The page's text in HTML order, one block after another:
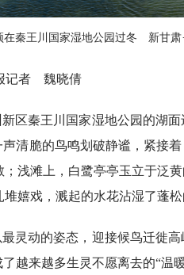
在秦王川国家湿地公园过冬 新甘
记者 魏晓倩
区秦王川国家湿地公园的湖
清脆的鸟鸣划破静谧，紧接
浅滩上，白鹭亭亭玉立于泛
嬉戏，溅起的水花沾湿了蓬松
最灵动的姿态，迎接候鸟迁徙
越来越多生灵不愿离去的“温暖